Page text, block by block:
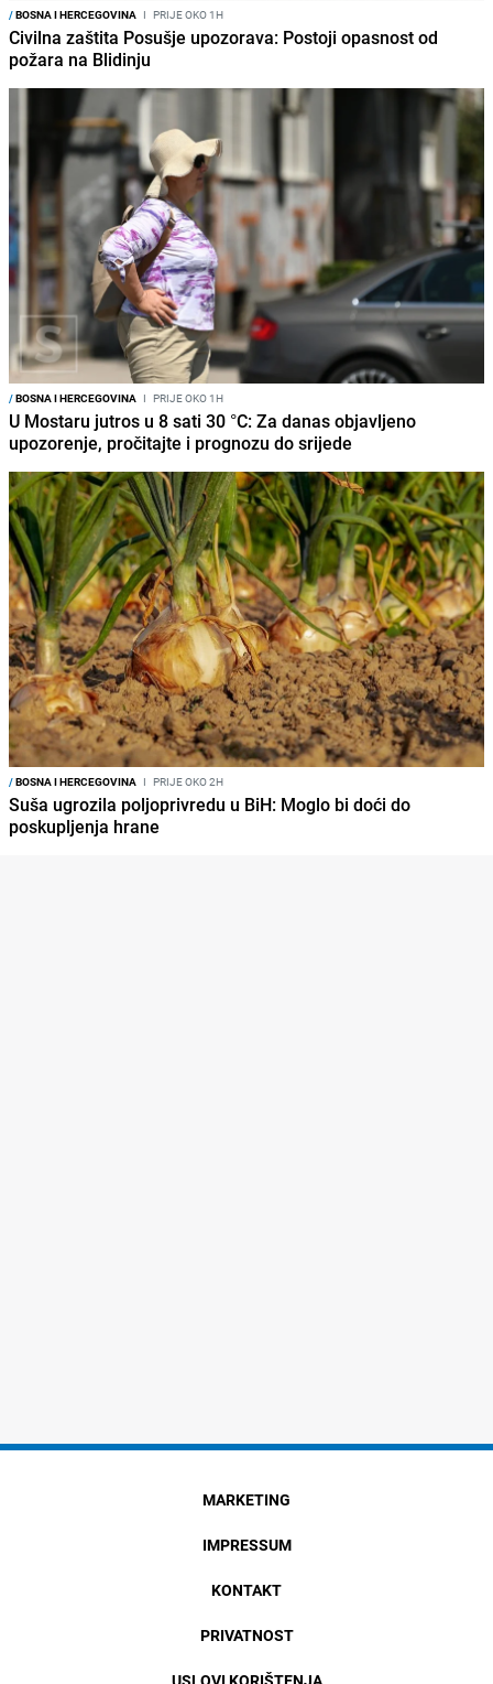
/BOSNA I HERCEGOVINA I PRIJE OKO 1H
Civilna zaštita Posušje upozorava: Postoji opasnost od
požara na Blidinju
/BOSNA I HERCEGOVINA I PRIJE OKO 1H
U Mostaru jutros u 8 sati 30 °C: Za danas objavljeno
upozorenje, pročitajte i prognozu do srijede
/BOSNA I HERCEGOVINA I PRIJE OKO 2H
Suša ugrozila poljoprivredu u BiH: Moglo bi doći do
poskupljenja hrane
MARKETING
IMPRESSUM
KONTAKT
PRIVATNOST